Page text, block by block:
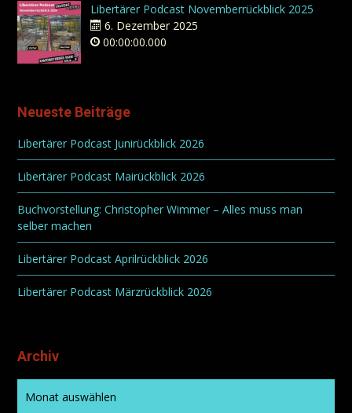
Libertärer Podcast Novemberrückblick 2025
6. Dezember 2025
00:00:00.000
Neueste Beiträge
Libertärer Podcast Junirückblick 2026
Libertärer Podcast Mairückblick 2026
Buchvorstellung: Christopher Wimmer – Alles muss man
selber machen
Libertärer Podcast Aprilrückblick 2026
Libertärer Podcast Märzrückblick 2026
Archiv